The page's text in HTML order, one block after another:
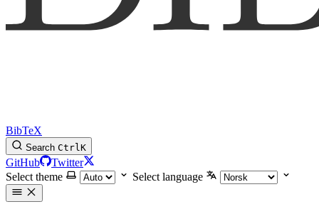
BibTeX
Search CtrlK
GitHub
Twitter
Select theme
Select language